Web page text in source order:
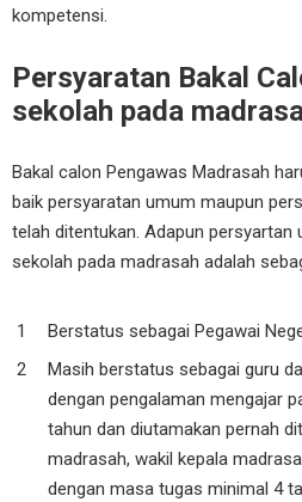
kompetensi.
Persyaratan Bakal
sekolah pada
Bakal calon Pengawas Madrasah
baik persyaratan umum maupun
telah ditentukan. Adapun persyartan
sekolah pada madrasah adalah
Berstatus sebagai Pegawai
Masih berstatus sebagai guru
dengan pengalaman mengajar
tahun dan diutamakan pernah
madrasah, wakil kepala
dengan masa tugas minimal 4